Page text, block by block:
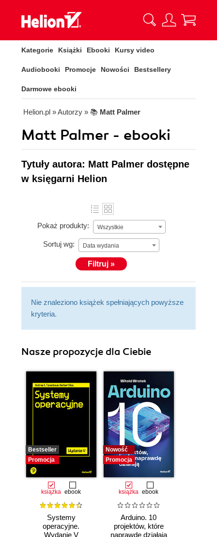
Kategorie Książki Ebooki Kursy video
Audiobooki Promocje Nowości Bestsellery
Darmowe ebooki
Helion.pl » Autorzy » 📚 Matt Palmer
Matt Palmer - ebooki
Tytuły autora: Matt Palmer dostępne
w księgarni Helion
Pokaż produkty: Wszystkie
Sortuj wg: Data wydania
Filtruj »
Nie znaleziono książek spełniających powyższe
kryteria.
Nasze propozycje dla Ciebie
Bestseller
Promocja
książka ebook
Systemy
operacyjne.
Wydanie V
Nowość
Promocja
książka ebook
Arduino. 10
projektów, które
naprawdę działają